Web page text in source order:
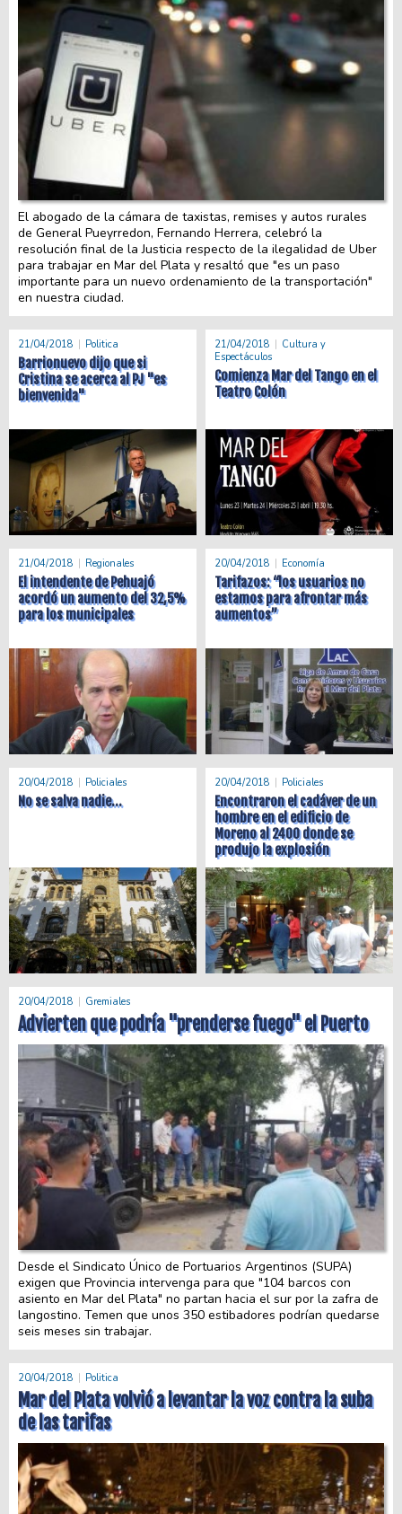
El abogado de la cámara de taxistas, remises y autos rurales
de General Pueyrredon, Fernando Herrera, celebró la
resolución final de la Justicia respecto de la ilegalidad de Uber
para trabajar en Mar del Plata y resaltó que "es un paso
importante para un nuevo ordenamiento de la transportación"
en nuestra ciudad.
21/04/2018 Politica
Barrionuevo dijo que si
Cristina se acerca al PJ "es
bienvenida"
21/04/2018
Cultura y
Espectáculos
Comienza Mar del Tango en el
Teatro Colón
21/04/2018 Regionales
El intendente de Pehuajó
acordó un aumento del 32,5%
para los municipales
20/04/2018 Economía
Tarifazos: “los usuarios no
estamos para afrontar más
aumentos”
20/04/2018 Policiales
No se salva nadie...
20/04/2018 Policiales
Encontraron el cadáver de un
hombre en el edificio de
Moreno al 2400 donde se
produjo la explosión
20/04/2018 Gremiales
Advierten que podría "prenderse fuego" el Puerto
Desde el Sindicato Único de Portuarios Argentinos (SUPA)
exigen que Provincia intervenga para que "104 barcos con
asiento en Mar del Plata" no partan hacia el sur por la zafra de
langostino. Temen que unos 350 estibadores podrían quedarse
seis meses sin trabajar.
20/04/2018 Politica
Mar del Plata volvió a levantar la voz contra la suba
de las tarifas